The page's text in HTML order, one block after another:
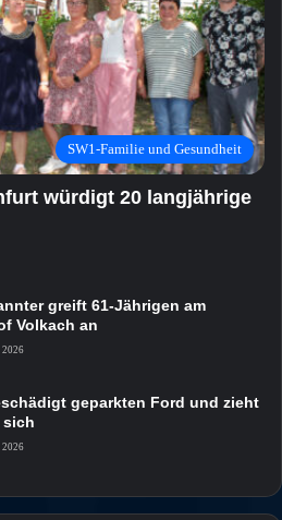
SW1-Familie und Gesundheit
würdigt 20 langjährige
greift 61-Jährigen am
Volkach an
2026
geparkten Ford und zieht
sich
2026